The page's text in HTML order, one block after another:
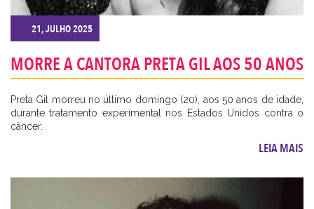
21, JULHO 2025
MORRE A CANTORA PRETA GIL AOS 50 ANOS
Preta Gil morreu no último domingo (20), aos 50 anos de idade,
durante tratamento experimental nos Estados Unidos contra o
câncer.
LEIA MAIS